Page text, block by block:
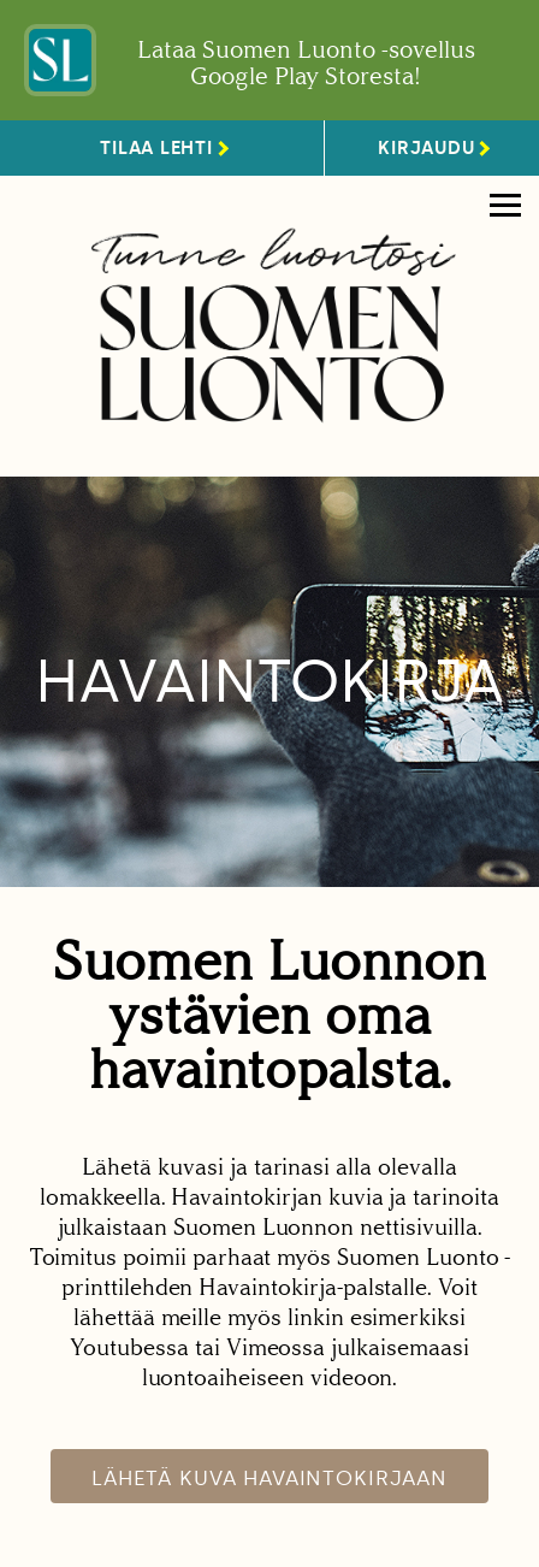
Lataa Suomen Luonto -sovellus
Google Play Storesta!
TILAA LEHTI KIRJAUDU
HAVAINTOKIRJA
Suomen Luonnon
ystävien oma
havaintopalsta.
Lähetä kuvasi ja tarinasi alla olevalla
lomakkeella. Havaintokirjan kuvia ja tarinoita
julkaistaan Suomen Luonnon nettisivuilla.
Toimitus poimii parhaat myös Suomen Luonto -
printtilehden Havaintokirja-palstalle. Voit
lähettää meille myös linkin esimerkiksi
Youtubessa tai Vimeossa julkaisemaasi
luontoaiheiseen videoon.
LÄHETÄ KUVA HAVAINTOKIRJAAN